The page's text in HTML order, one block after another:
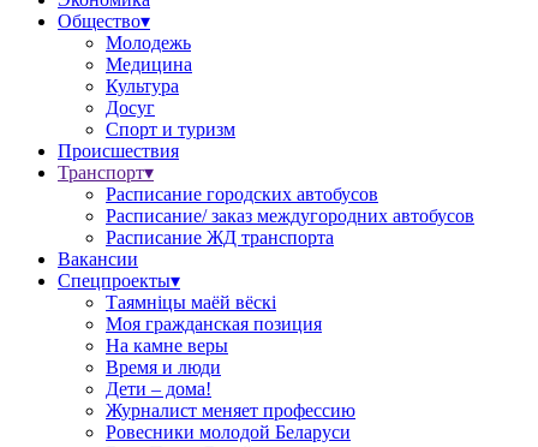
Общество▾
Молодежь
Медицина
Культура
Досуг
Спорт и туризм
Происшествия
Транспорт▾
Расписание городских автобусов
Расписание/ заказ междугородних автобусов
Расписание ЖД транспорта
Вакансии
Спецпроекты▾
Таямніцы маёй вёскі
Моя гражданская позиция
На камне веры
Время и люди
Дети – дома!
Журналист меняет профессию
Ровесники молодой Беларуси